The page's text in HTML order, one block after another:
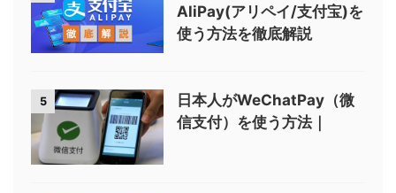
AliPay(アリペイ/支付宝)を
使う方法を徹底解説
5
日本人がWeChatPay（微
信支付）を使う方法｜